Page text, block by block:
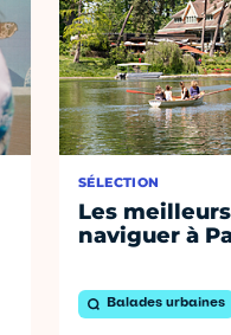
SÉLECTION
Les
naviguer à
Balades urbaines